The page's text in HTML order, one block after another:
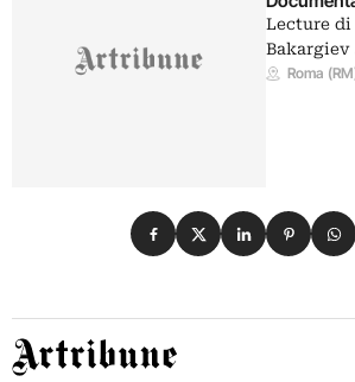
Lecture
Bakargiev
Roma
Condividi su Facebook
Condividi su X
Condividi su
Condividi
Artribune